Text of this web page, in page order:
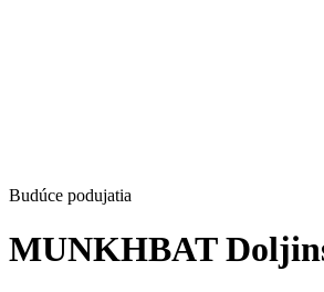
Budúce podujatia
MUNKHBAT